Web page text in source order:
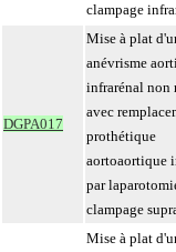
clampage
DGPA017
Mise à plat
anévrisme
infrarénal non
avec
prothétique
aortoaortique
par
clampage
Mise à plat